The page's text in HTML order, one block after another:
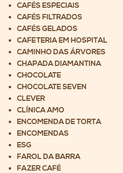
CAFÉS ESPECIAIS
CAFÉS FILTRADOS
CAFÉS GELADOS
CAFETERIA EM HOSPITAL
CAMINHO DAS ÁRVORES
CHAPADA DIAMANTINA
CHOCOLATE
CHOCOLATE SEVEN
CLEVER
CLÍNICA AMO
ENCOMENDA DE TORTA
ENCOMENDAS
ESG
FAROL DA BARRA
FAZER CAFÉ